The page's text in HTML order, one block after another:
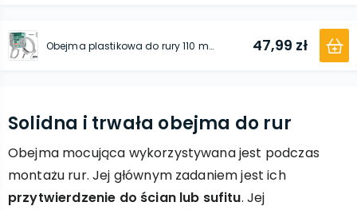
Obejma plastikowa do rury 110 mm szary 25 szt. 47,99 zł
Solidna i trwała obejma do rur
Obejma mocująca wykorzystywana jest podczas
montażu rur. Jej głównym zadaniem jest ich
przytwierdzenie do ścian lub sufitu. Jej